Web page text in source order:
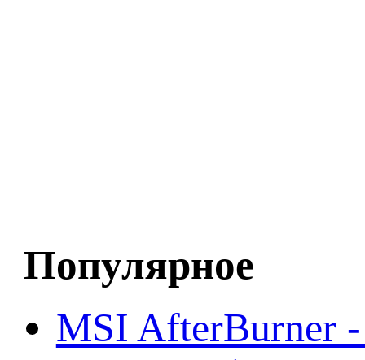
Популярное
MSI AfterBurner